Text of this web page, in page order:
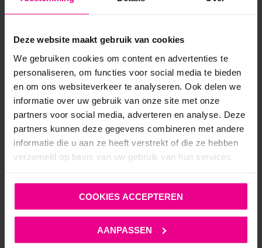
Deze website maakt gebruik van cookies
We gebruiken cookies om content en advertenties te
personaliseren, om functies voor social media te bieden
en om ons websiteverkeer te analyseren. Ook delen we
informatie over uw gebruik van onze site met onze
partners voor social media, adverteren en analyse. Deze
partners kunnen deze gegevens combineren met andere
informatie die u aan ze heeft verstrekt of die ze hebben
verzameld op basis van uw gebruik van hun services.
COOKIES ACCEPTEREN
AANPASSEN
ANDERE MENSEN BEKEKEN OOK: